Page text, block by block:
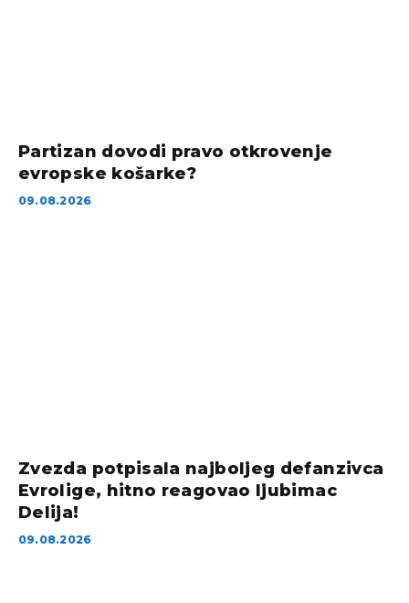
Partizan dovodi pravo otkrovenje
evropske košarke?
09.08.2026
Zvezda potpisala najboljeg defanzivca
Evrolige, hitno reagovao ljubimac
Delija!
09.08.2026